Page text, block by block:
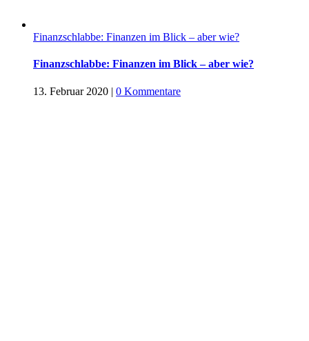
Finanzschlabbe: Finanzen im Blick – aber wie?
Finanzschlabbe: Finanzen im Blick – aber wie?
13. Februar 2020 | 0 Kommentare